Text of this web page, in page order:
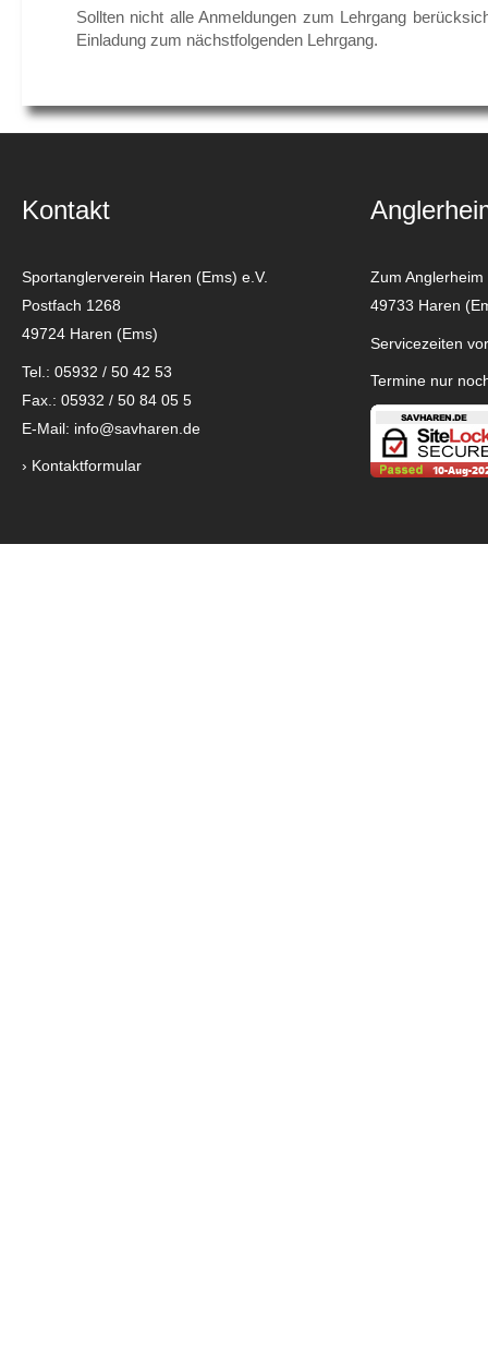
Sollten nicht alle Anmeldungen zum Lehrgang
Einladung zum nächstfolgenden Lehrgang.
Kontakt
Sportanglerverein Haren (Ems) e.V.
Postfach 1268
49724 Haren (Ems)
Tel.: 05932 / 50 42 53
Fax.: 05932 / 50 84 05 5
E-Mail: info@savharen.de
› Kontaktformular
Zum Anglerheim
49733 Haren
Servicezeiten
Termine nur